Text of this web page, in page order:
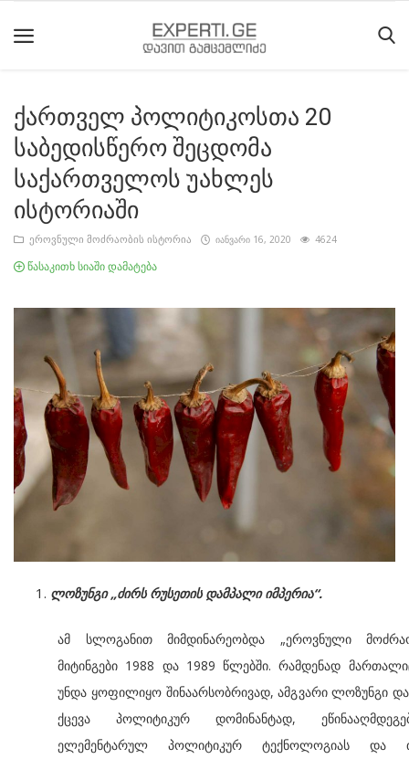
მთავარი
მიმდინარე
მოვლენები
საიტის
შესახებ
მოძრაობის
სტატიები
ქართველ პოლიტიკოსთა 20
საბედისწერო შეცდომა
საქართველოს უახლეს
ისტორიაში
ეროვნული მოძრაობის ისტორია იანვარი 16, 2020 4624
წასაკითხ სიაში დამატება
ლოზუნგი „ძირს რუსეთის დამპალი იმპერია“.
ამ სლოგანით მიმდინარეობდა „ეროვნული
მიტინგები 1988 და 1989 წლებში. რამდენად
უნდა ყოფილიყო შინაარსობრივად, ამგვარი ლოზუნგი და
ქცევა პოლიტიკურ დომინანტად,
ელემენტარულ პოლიტიკურ ტექნოლოგიას და